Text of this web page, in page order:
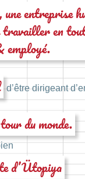
une entreprise
travailler en
employé.
d’être dirigeant
du monde.
d’Ütopiya